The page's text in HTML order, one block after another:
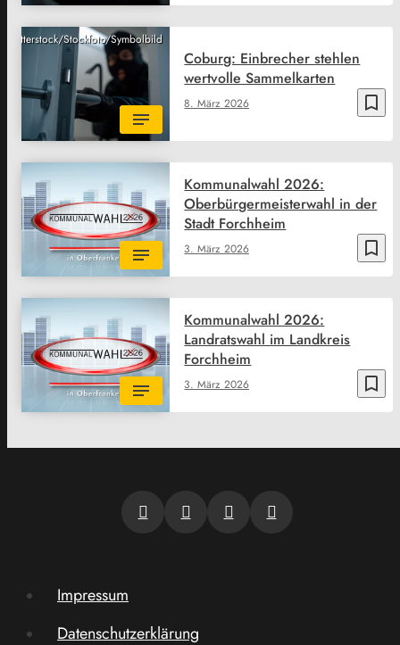
Shutterstock/Stockfoto/Symbolbild
bookmark_border
8. März 2026
Coburg: Einbrecher stehlen
wertvolle Sammelkarten
bookmark_border
3. März 2026
Kommunalwahl 2026:
Oberbürgermeisterwahl in der
Stadt Forchheim
bookmark_border
3. März 2026
Kommunalwahl 2026:
Landratswahl im Landkreis
Forchheim
Impressum
Datenschutzerklärung